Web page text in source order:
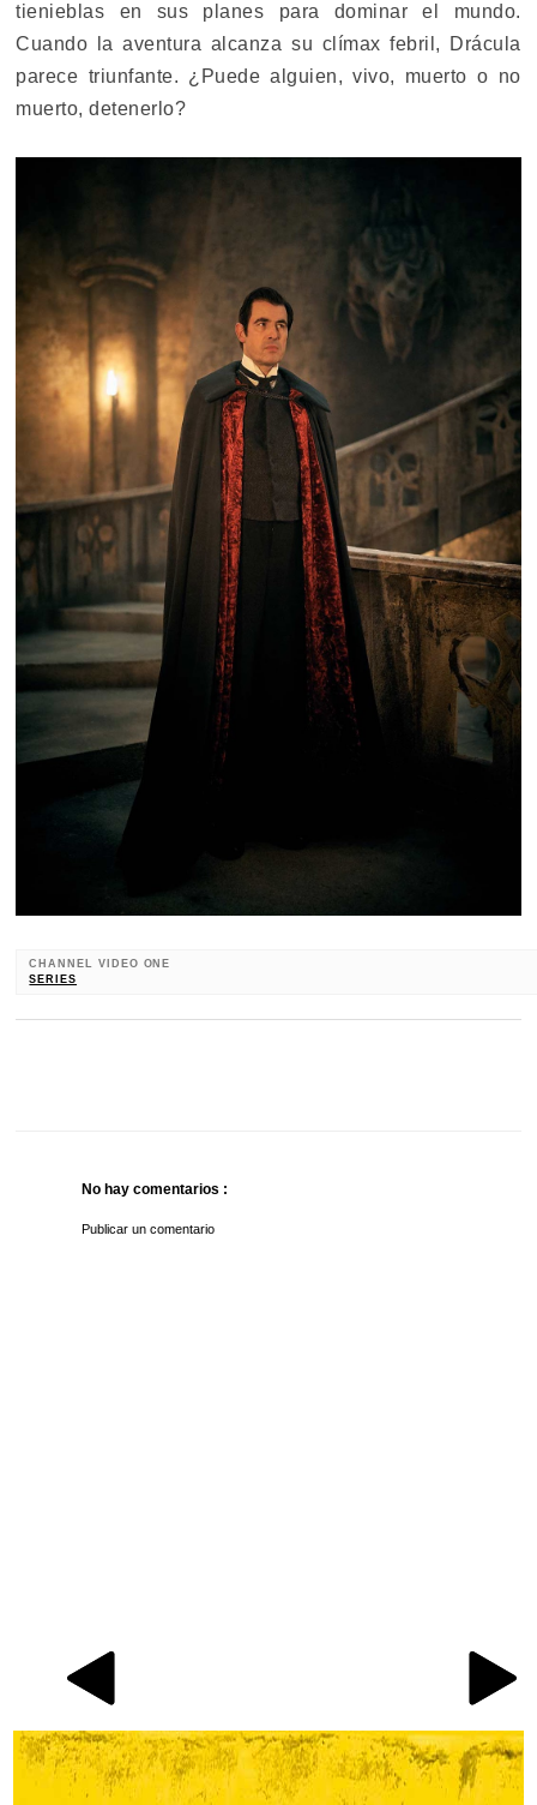
tienieblas en sus planes para dominar el mundo.
Cuando la aventura alcanza su clímax febril, Drácula
parece triunfante. ¿Puede alguien, vivo, muerto o no
muerto, detenerlo?
CHANNEL VIDEO ONE
SERIES
No hay comentarios :
Publicar un comentario